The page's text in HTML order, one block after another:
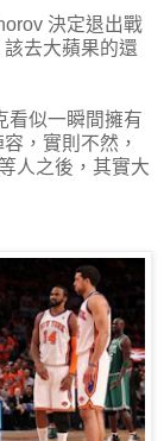
決定退出戰
去大蘋果的還
看似一瞬間擁有
，實則不然，
人之後，其實大